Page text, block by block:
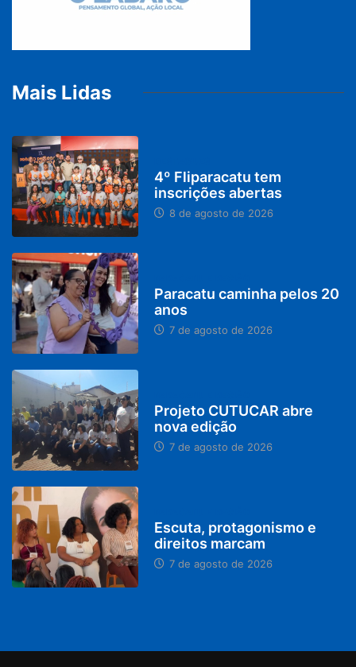
Mais Lidas
4º Fliparacatu tem
inscrições abertas
8 de agosto de 2026
Paracatu caminha pelos 20
anos
7 de agosto de 2026
Projeto CUTUCAR abre
nova edição
7 de agosto de 2026
Escuta, protagonismo e
direitos marcam
7 de agosto de 2026